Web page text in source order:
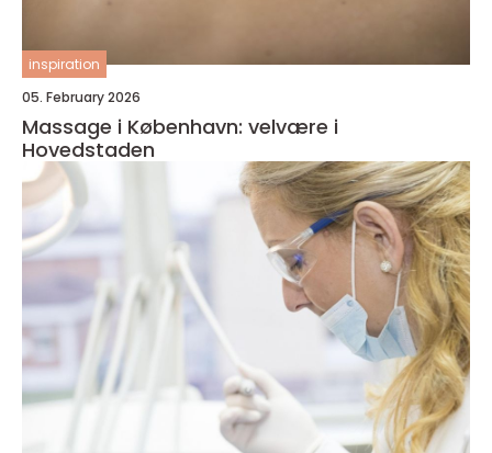
inspiration
05. February 2026
Massage i København: velvære i
Hovedstaden